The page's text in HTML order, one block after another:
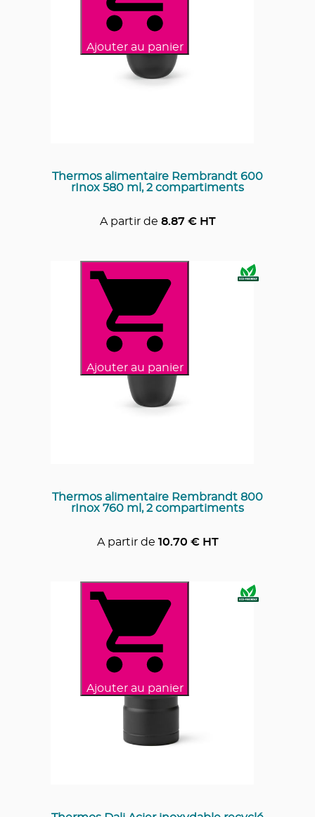
Ajouter au panier
Thermos alimentaire Rembrandt 600
rInox 580 ml, 2 compartiments
A partir de 8.87€ HT
Ajouter au panier
Thermos alimentaire Rembrandt 800
rInox 760 ml, 2 compartiments
A partir de 10.70 € HT
Ajouter au panier